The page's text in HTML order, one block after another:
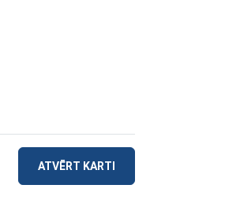
ATVĒRT KARTI